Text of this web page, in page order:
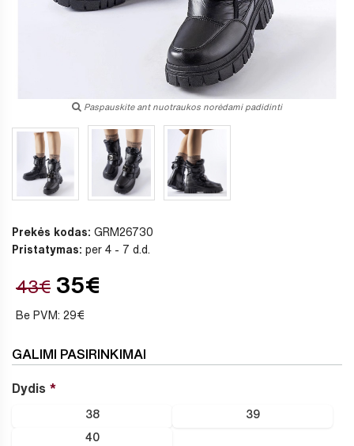
Paspauskite ant nuotraukos norėdami padidinti
Prekės kodas: GRM26730
Pristatymas: per 4 - 7 d.d.
43€ 35€
Be PVM: 29€
GALIMI PASIRINKIMAI
Dydis
38 39
40